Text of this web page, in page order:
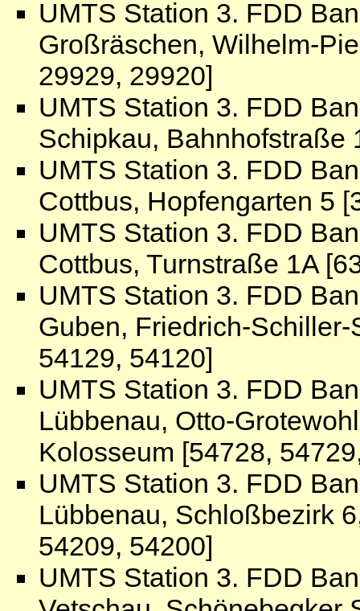
UMTS Station 3. FDD
Großräschen, Wilhelm-
29929, 29920]
UMTS Station 3. FDD
Schipkau, Bahnhofstraße
UMTS Station 3. FDD
Cottbus, Hopfengarten 5
UMTS Station 3. FDD
Cottbus, Turnstraße 1A
UMTS Station 3. FDD
Guben, Friedrich-
54129, 54120]
UMTS Station 3. FDD
Lübbenau, Otto-
Kolosseum [54728,
UMTS Station 3. FDD
Lübbenau, Schloßbezirk
54209, 54200]
UMTS Station 3. FDD